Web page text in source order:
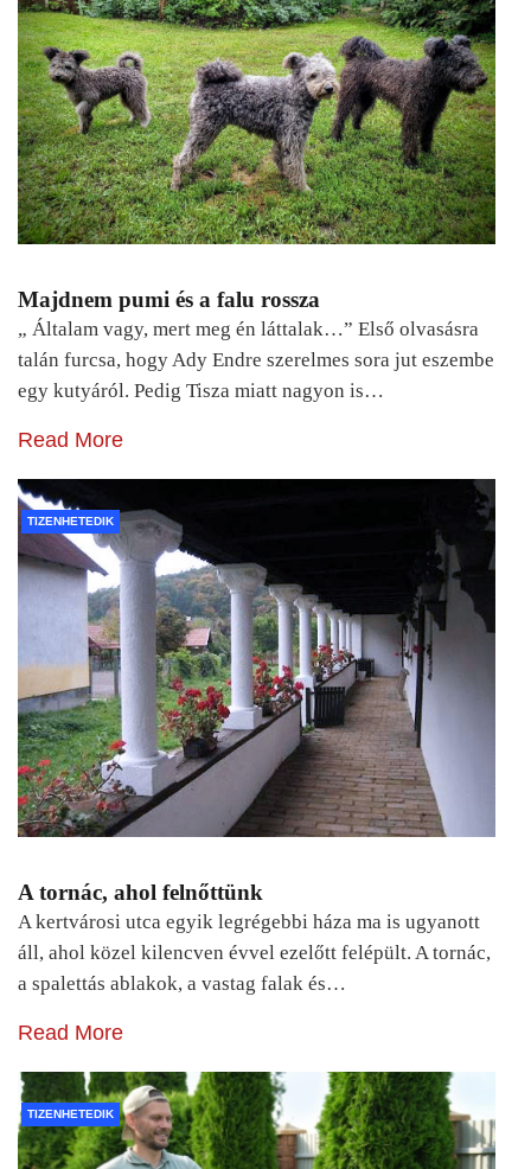
Majdnem pumi és a falu rossza
„ Általam vagy, mert meg én láttalak…” Első olvasásra
talán furcsa, hogy Ady Endre szerelmes sora jut eszembe
egy kutyáról. Pedig Tisza miatt nagyon is…
Read More
TIZENHETEDIK
A tornác, ahol felnőttünk
A kertvárosi utca egyik legrégebbi háza ma is ugyanott
áll, ahol közel kilencven évvel ezelőtt felépült. A tornác,
a spalettás ablakok, a vastag falak és…
Read More
TIZENHETEDIK